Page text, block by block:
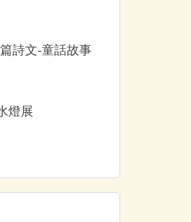
詩文-童話故事
燈展